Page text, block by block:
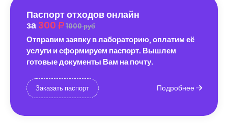
Паспорт отходов онлайн
за 300 1000 руб
Отправим заявку в лабораторию, оплатим её
услуги и сформируем паспорт. Вышлем
готовые документы Вам на почту.
Заказать паспорт Подробнее